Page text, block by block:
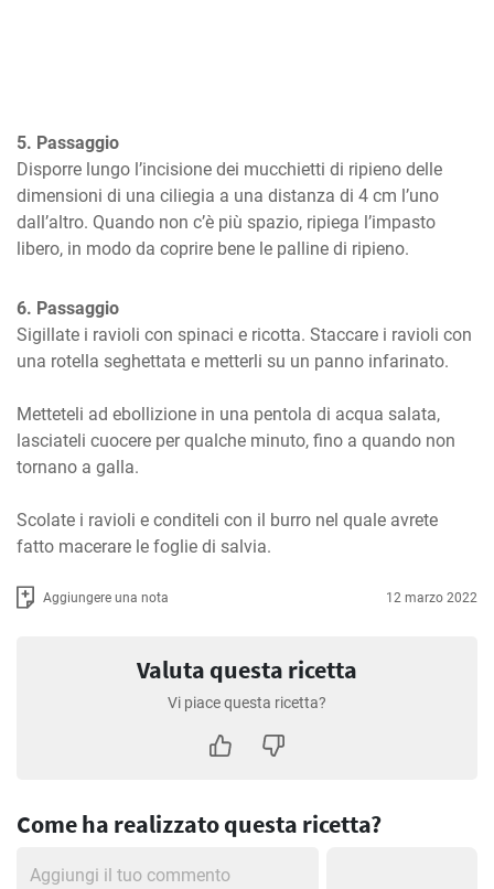
5. Passaggio
Disporre lungo l’incisione dei mucchietti di ripieno delle
dimensioni di una ciliegia a una distanza di 4 cm l’uno
dall’altro. Quando non c’è più spazio, ripiega l’impasto
libero, in modo da coprire bene le palline di ripieno.
6. Passaggio
Sigillate i ravioli con spinaci e ricotta. Staccare i ravioli con
una rotella seghettata e metterli su un panno infarinato.
Metteteli ad ebollizione in una pentola di acqua salata,
lasciateli cuocere per qualche minuto, fino a quando non
tornano a galla.
Scolate i ravioli e conditeli con il burro nel quale avrete
fatto macerare le foglie di salvia.
Aggiungere una nota 12 marzo 2022
Valuta questa ricetta
Vi piace questa ricetta?
Come ha realizzato questa ricetta?